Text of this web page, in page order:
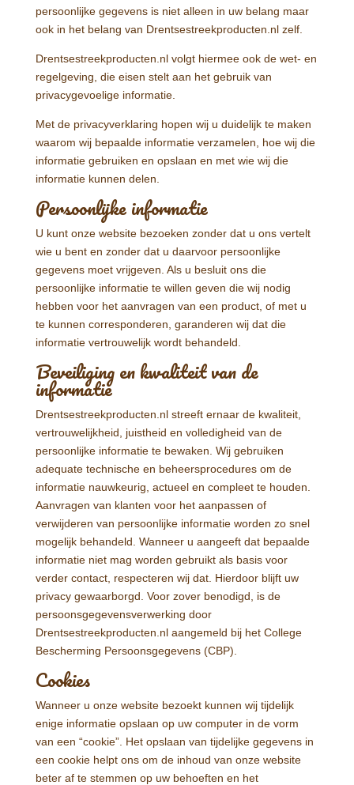
persoonlijke gegevens is niet alleen in uw belang maar
ook in het belang van Drentsestreekproducten.nl zelf.
Drentsestreekproducten.nl volgt hiermee ook de wet- en
regelgeving, die eisen stelt aan het gebruik van
privacygevoelige informatie.
Met de privacyverklaring hopen wij u duidelijk te maken
waarom wij bepaalde informatie verzamelen, hoe wij die
informatie gebruiken en opslaan en met wie wij die
informatie kunnen delen.
Persoonlijke informatie
U kunt onze website bezoeken zonder dat u ons vertelt
wie u bent en zonder dat u daarvoor persoonlijke
gegevens moet vrijgeven. Als u besluit ons die
persoonlijke informatie te willen geven die wij nodig
hebben voor het aanvragen van een product, of met u
te kunnen corresponderen, garanderen wij dat die
informatie vertrouwelijk wordt behandeld.
Beveiliging en kwaliteit van de
informatie
Drentsestreekproducten.nl streeft ernaar de kwaliteit,
vertrouwelijkheid, juistheid en volledigheid van de
persoonlijke informatie te bewaken. Wij gebruiken
adequate technische en beheersprocedures om de
informatie nauwkeurig, actueel en compleet te houden.
Aanvragen van klanten voor het aanpassen of
verwijderen van persoonlijke informatie worden zo snel
mogelijk behandeld. Wanneer u aangeeft dat bepaalde
informatie niet mag worden gebruikt als basis voor
verder contact, respecteren wij dat. Hierdoor blijft uw
privacy gewaarborgd. Voor zover benodigd, is de
persoonsgegevensverwerking door
Drentsestreekproducten.nl aangemeld bij het College
Bescherming Persoonsgegevens (CBP).
Cookies
Wanneer u onze website bezoekt kunnen wij tijdelijk
enige informatie opslaan op uw computer in de vorm
van een “cookie”. Het opslaan van tijdelijke gegevens in
een cookie helpt ons om de inhoud van onze website
beter af te stemmen op uw behoeften en het